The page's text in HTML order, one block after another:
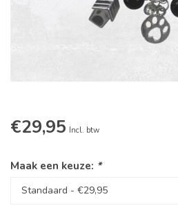
€29,95 Incl. btw
Maak een keuze: *